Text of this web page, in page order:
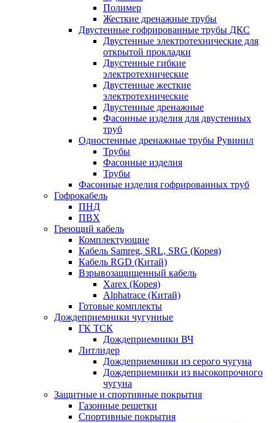
Полимер
Жесткие дренажные трубы
Двустенные гофрированные трубы ДКС
Двустенные электротехнические для
открытой прокладки
Двустенные гибкие
электротехнические
Двустенные жесткие
электротехнические
Двустенные дренажные
Фасонные изделия для двустенных
труб
Одностенные дренажные трубы Рувинил
Трубы
Фасонные изделия
Трубы
Фасонные изделия гофрированных труб
Гофрокабель
ПНД
ПВХ
Греющий кабель
Комплектующие
Кабель Samreg, SRL, SRG (Корея)
Кабель RGD (Китай)
Взрывозащищенный кабель
Xarex (Корея)
Alphatrace (Китай)
Готовые комплекты
Дождеприемники чугунные
ГК ТСК
Дождеприемники ВЧ
Литлидер
Дождеприемники из серого чугуна
Дождеприемники из высокопрочного
чугуна
Защитные и спортивные покрытия
Газонные решетки
Спортивные покрытия